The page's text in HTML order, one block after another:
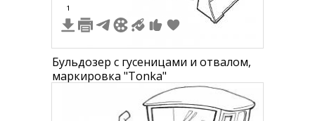
1
Бульдозер с гусеницами и отвалом,
маркировка "Tonka"